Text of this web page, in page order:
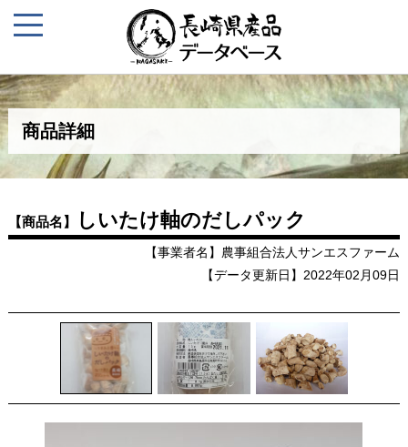
商品詳細
【商品名】 しいたけ軸のだしパック
【事業者名】農事組合法人サンエスファーム
【データ更新日】2022年02月09日